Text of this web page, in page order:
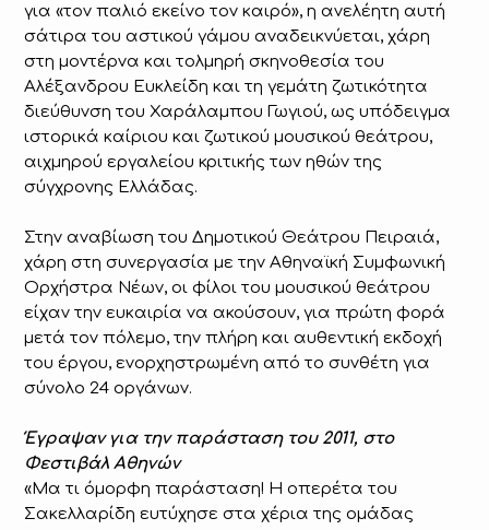
για «τον παλιό εκείνο τον καιρό», η ανελέητη αυτή
σάτιρα του αστικού γάμου αναδεικνύεται, χάρη
στη μοντέρνα και τολμηρή σκηνοθεσία του
Αλέξανδρου Ευκλείδη και τη γεμάτη ζωτικότητα
διεύθυνση του Χαράλαμπου Γωγιού, ως υπόδειγμα
ιστορικά καίριου και ζωτικού μουσικού θεάτρου,
αιχμηρού εργαλείου κριτικής των ηθών της
σύγχρονης Ελλάδας.
Στην αναβίωση του Δημοτικού Θεάτρου Πειραιά,
χάρη στη συνεργασία με την Αθηναϊκή Συμφωνική
Ορχήστρα Νέων, οι φίλοι του μουσικού θεάτρου
είχαν την ευκαιρία να ακούσουν, για πρώτη φορά
μετά τον πόλεμο, την πλήρη και αυθεντική εκδοχή
του έργου, ενορχηστρωμένη από το συνθέτη για
σύνολο 24 οργάνων.
Έγραψαν για την παράσταση του 2011, στο
Φεστιβάλ Αθηνών
«Μα τι όμορφη παράσταση! Η οπερέτα του
Σακελλαρίδη ευτύχησε στα χέρια της ομάδας